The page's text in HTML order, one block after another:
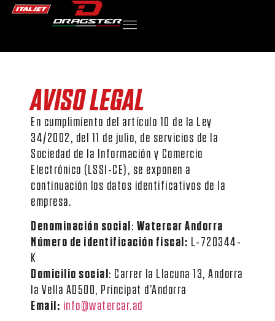
AVISO LEGAL
En cumplimiento del artículo 10 de la Ley
34/2002, del 11 de julio, de servicios de la
Sociedad de la Información y Comercio
Electrónico (LSSI-CE), se exponen a
continuación los datos identificativos de la
empresa.
Denominación social: Watercar Andorra
Número de identificación fiscal: L-720344-
K
Domicilio social: Carrer la Llacuna 13, Andorra
la Vella AD500, Principat d’Andorra
Email: info@watercar.ad